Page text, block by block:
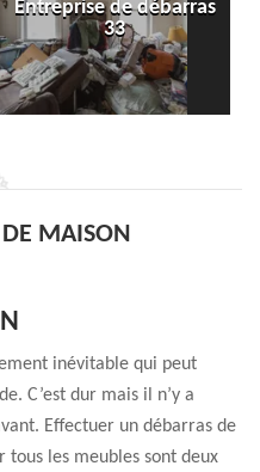
Débarras
d'appartement 33
DE MAISON
inévitable qui peut
C’est dur mais il n’y a
Effectuer un débarras de
tous les meubles sont deux